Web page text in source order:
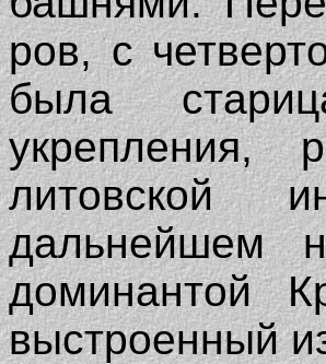
ров, с
была
укрепления,
литовской
дальнейшем
доминантой
выстроенный